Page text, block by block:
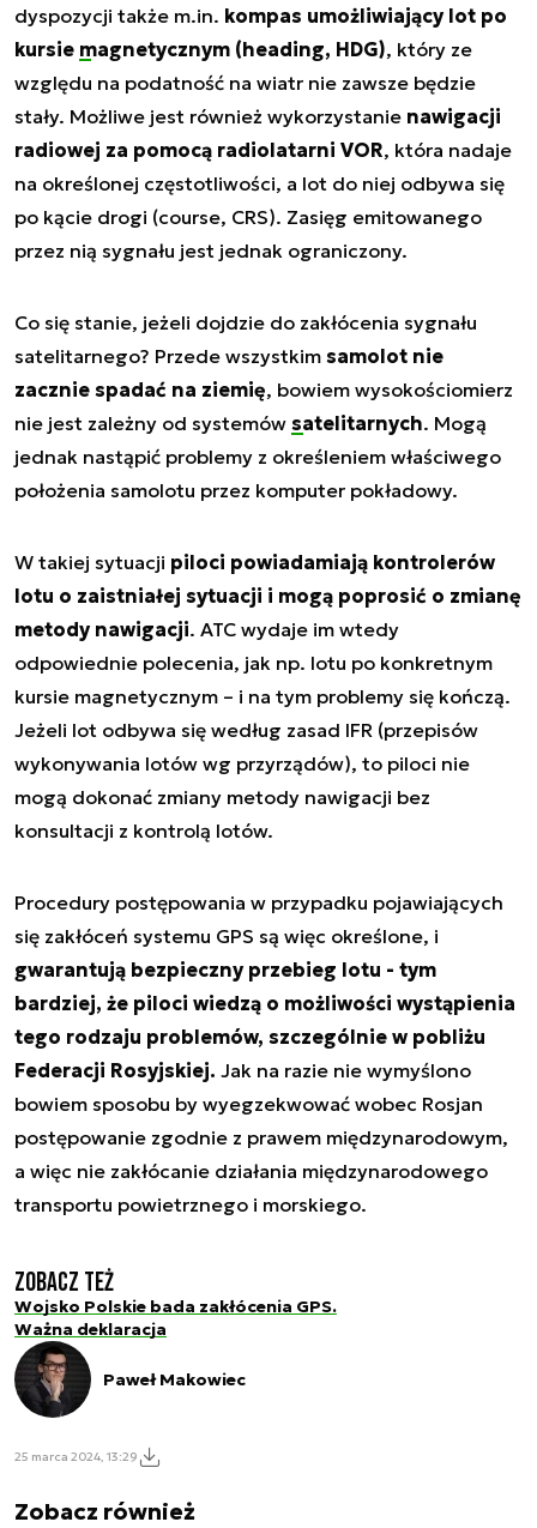
dyspozycji także m.in. kompas umożliwiający lot po
kursie magnetycznym (heading, HDG), który ze
względu na podatność na wiatr nie zawsze będzie
stały. Możliwe jest również wykorzystanie nawigacji
radiowej za pomocą radiolatarni VOR, która nadaje
na określonej częstotliwości, a lot do niej odbywa się
po kącie drogi (course, CRS). Zasięg emitowanego
przez nią sygnału jest jednak ograniczony.
Co się stanie, jeżeli dojdzie do zakłócenia sygnału
satelitarnego? Przede wszystkim samolot nie
zacznie spadać na ziemię, bowiem wysokościomierz
nie jest zależny od systemów satelitarnych. Mogą
jednak nastąpić problemy z określeniem właściwego
położenia samolotu przez komputer pokładowy.
W takiej sytuacji piloci powiadamiają kontrolerów
lotu o zaistniałej sytuacji i mogą poprosić o zmianę
metody nawigacji. ATC wydaje im wtedy
odpowiednie polecenia, jak np. lotu po konkretnym
kursie magnetycznym – i na tym problemy się kończą.
Jeżeli lot odbywa się według zasad IFR (przepisów
wykonywania lotów wg przyrządów), to piloci nie
mogą dokonać zmiany metody nawigacji bez
konsultacji z kontrolą lotów.
Procedury postępowania w przypadku pojawiających
się zakłóceń systemu GPS są więc określone, i
gwarantują bezpieczny przebieg lotu - tym
bardziej, że piloci wiedzą o możliwości wystąpienia
tego rodzaju problemów, szczególnie w pobliżu
Federacji Rosyjskiej. Jak na razie nie wymyślono
bowiem sposobu by wyegzekwować wobec Rosjan
postępowanie zgodnie z prawem międzynarodowym,
a więc nie zakłócanie działania międzynarodowego
transportu powietrznego i morskiego.
Zobacz też
Wojsko Polskie bada zakłócenia GPS.
Ważna deklaracja
Paweł Makowiec
25 marca 2024, 13:29
Zobacz również